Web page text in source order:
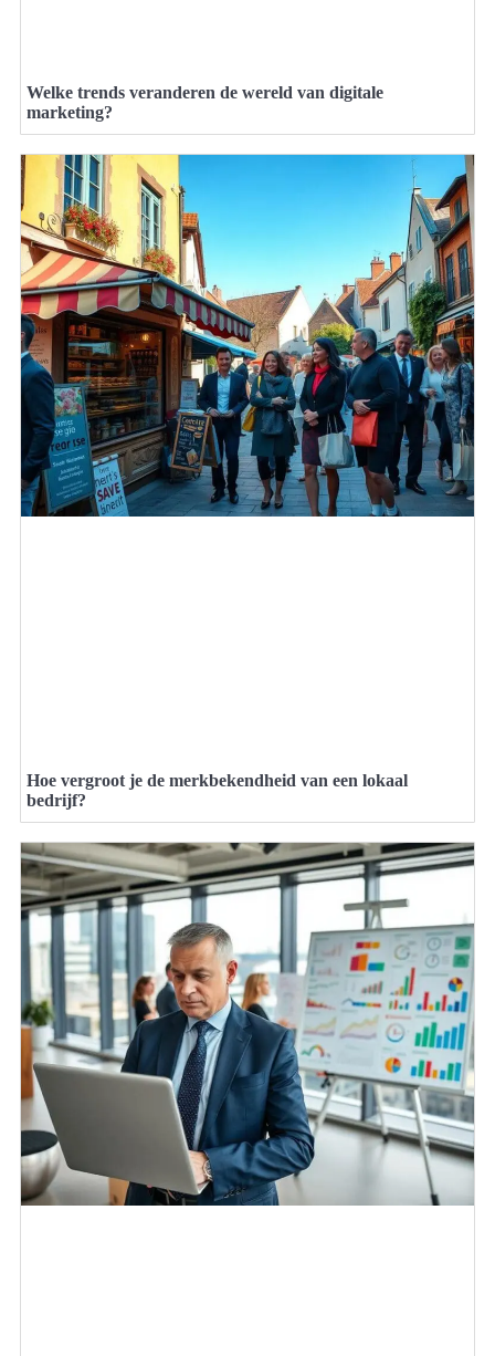
Welke trends veranderen de wereld van digitale
marketing?
Hoe vergroot je de merkbekendheid van een lokaal
bedrijf?